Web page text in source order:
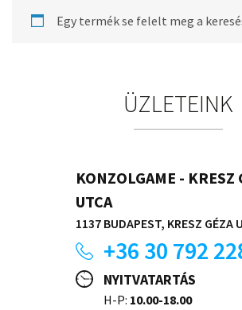
Egy termék se felelt meg a
ÜZLETEINK
KONZOLGAME - KRESZ
UTCA
1137 BUDAPEST, KRESZ GÉZA
+36 30 792
NYITVATARTÁS
H-P: 10.00-18.00